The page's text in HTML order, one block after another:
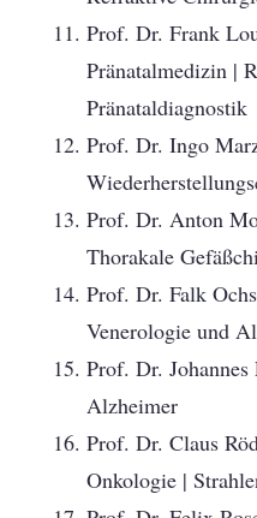
Prof. Dr. Frank
Pränatalmedizin |
Pränataldiagnostik
Prof. Dr. Ingo
Prof. Dr. Anton
Thorakale
Prof. Dr. Falk
Venerologie und
Prof. Dr.
Alzheimer
Prof. Dr. Claus
Onkologie |